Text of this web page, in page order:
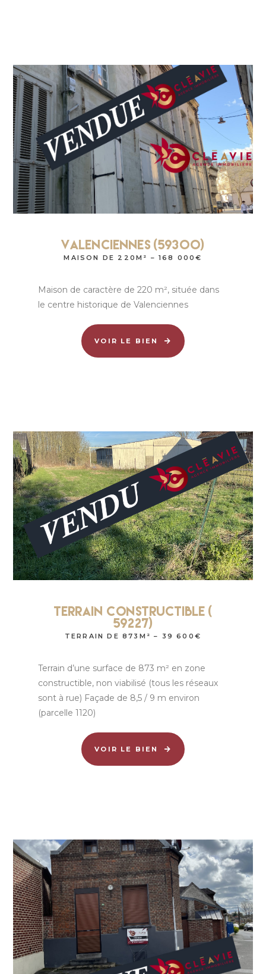
Valenciennes (59300)
MAISON DE 220M² – 168 000€
Maison de caractère de 220 m², située dans
le centre historique de Valenciennes
VOIR LE BIEN
Terrain Constructible (
59227)
TERRAIN DE 873M² – 39 600€
Terrain d’une surface de 873 m² en zone
constructible, non viabilisé (tous les réseaux
sont à rue) Façade de 8,5 / 9 m environ
(parcelle 1120)
VOIR LE BIEN